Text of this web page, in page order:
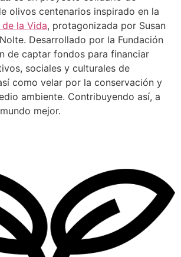
olivos centenarios inspirado en la
la Vida, protagonizada por Susan
Desarrollado por la Fundación
de captar fondos para financiar
sociales y culturales de
como velar por la conservación y
ambiente. Contribuyendo así, a
mejor.